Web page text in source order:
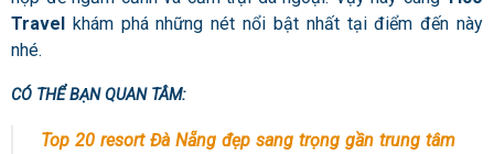
Travel
khám phá những nét nổi bật nhất tại điểm đến này
nhé.
CÓ THỂ BẠN QUAN TÂM:
Top 20 resort Đà Nẵng đẹp sang trọng gần trung tâm